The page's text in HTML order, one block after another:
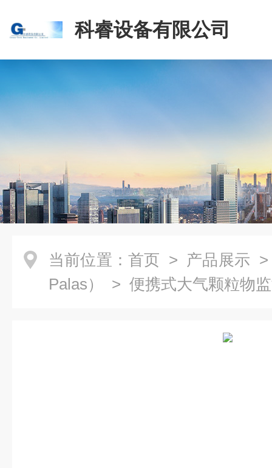
科睿设备有限公司
当前位置： 首页 > 产品展示
Palas）
> 便携式大气颗粒物